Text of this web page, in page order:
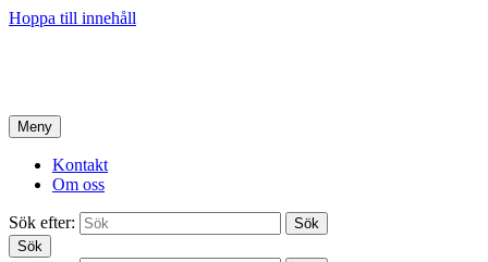
Hoppa till innehåll
Meny
Kontakt
Om oss
Sök efter:
Sök
Sök